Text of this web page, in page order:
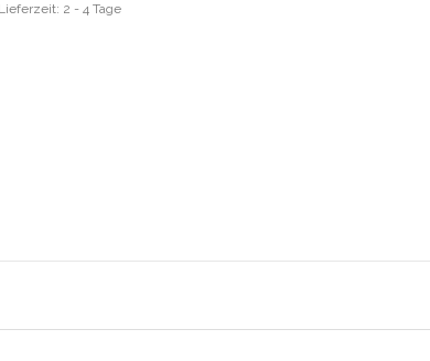
Lieferzeit: 2 - 4 Tage